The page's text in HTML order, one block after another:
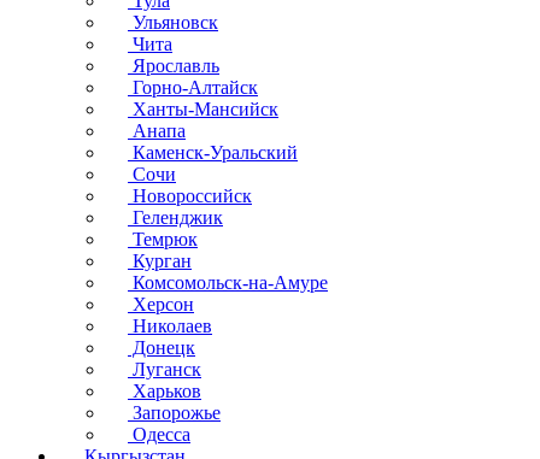
Ульяновск
Чита
Ярославль
Горно-Алтайск
Ханты-Мансийск
Анапа
Каменск-Уральский
Сочи
Новороссийск
Геленджик
Темрюк
Курган
Комсомольск-на-Амуре
Херсон
Николаев
Донецк
Луганск
Харьков
Запорожье
Одесса